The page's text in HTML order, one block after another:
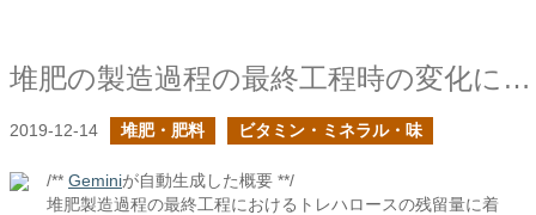
堆肥の製造過程の最終工程時の変化に迫るの続き
2019-12-14 堆肥・肥料 ビタミン・ミネラル・味
/** Geminiが自動生成した概要 **/
堆肥製造過程の最終工程におけるトレハロースの残留量に着